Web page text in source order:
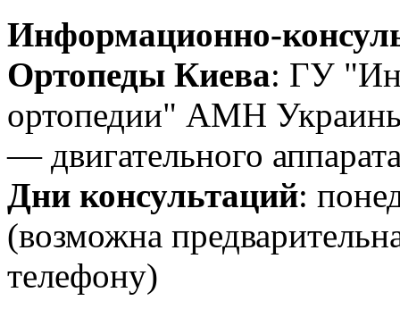
Информационно-
Ортопеды Киева: ГУ
ортопедии" АМН
— двигательного
Дни консультаций:
(возможна
телефону)